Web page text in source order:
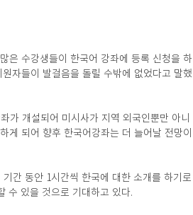
수강생들이 한국어 강좌에 등록 신청을 하
자들이 발걸음을 돌릴 수밖에 없었다고 말했
가 개설되어 미시사가 지역 외국인뿐만 아니
게 되어 향후 한국어강좌는 더 늘어날 전망이
간 동안 1시간씩 한국에 대한 소개를 하기로
수 있을 것으로 기대하고 있다.